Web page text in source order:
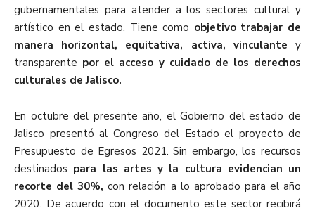
gubernamentales para atender a los sectores cultural y
artístico en el estado. Tiene como objetivo trabajar de
manera horizontal, equitativa, activa, vinculante y
transparente por el acceso y cuidado de los derechos
culturales de Jalisco.
En octubre del presente año, el Gobierno del estado de
Jalisco presentó al Congreso del Estado el proyecto de
Presupuesto de Egresos 2021. Sin embargo, los recursos
destinados para las artes y la cultura evidencian un
recorte del 30%, con relación a lo aprobado para el año
2020. De acuerdo con el documento este sector recibirá